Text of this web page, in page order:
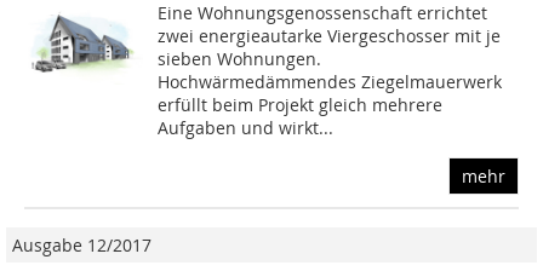
Eine Wohnungsgenossenschaft errichtet
zwei energieautarke Viergeschosser mit je
sieben Wohnungen.
Hochwärmedämmendes Ziegelmauerwerk
erfüllt beim Projekt gleich mehrere
Aufgaben und wirkt...
mehr
Ausgabe 12/2017